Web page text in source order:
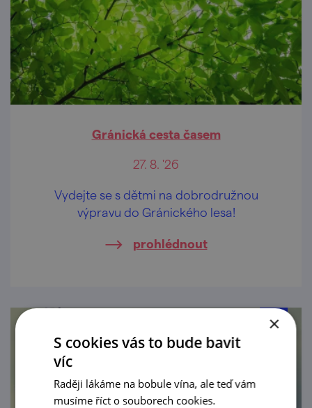
Gránická cesta časem
27. 8. '26
Vydejte se s dětmi na dobrodružnou
výpravu do Gránického lesa!
prohlédnout
×
S cookies vás to bude bavit
víc
Raději lákáme na bobule vína, ale teď vám
musíme říct o souborech cookies.